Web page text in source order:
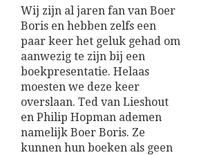
Wij zijn al jaren fan van Boer
Boris en hebben zelfs een
paar keer het geluk gehad om
aanwezig te zijn bij een
boekpresentatie. Helaas
moesten we deze keer
overslaan. Ted van Lieshout
en Philip Hopman ademen
namelijk Boer Boris. Ze
kunnen hun boeken als geen